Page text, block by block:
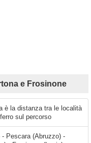
e Frosinone
è la distanza tra le località
sul percorso
Pescara (Abruzzo) -